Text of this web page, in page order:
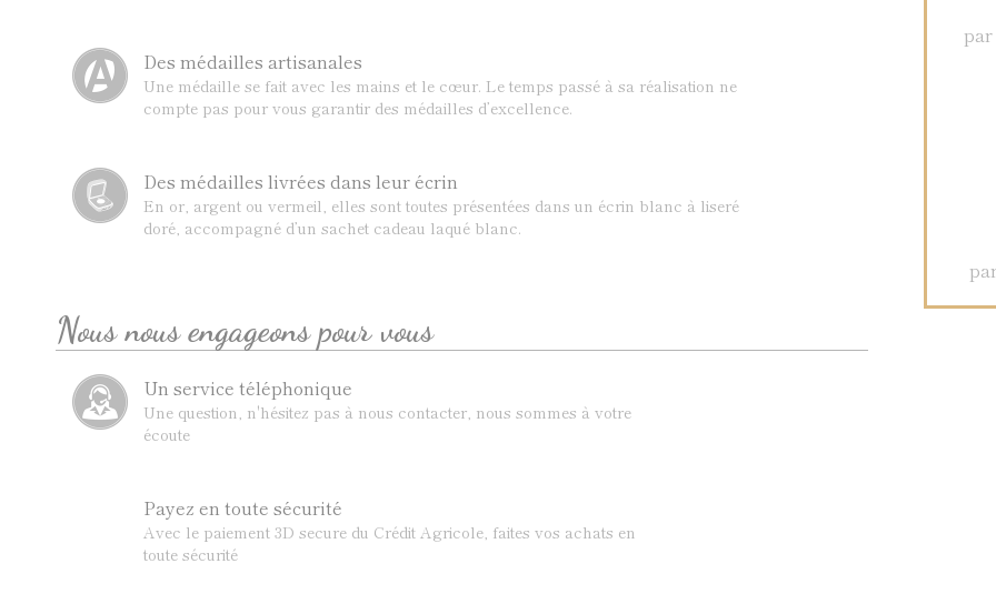
Des médailles artisanales
Une médaille se fait avec les mains et le cœur. Le temps passé à sa réalisation ne
compte pas pour vous garantir des médailles d’excellence.
Des médailles livrées dans leur écrin
En or, argent ou vermeil, elles sont toutes présentées dans un écrin blanc à liseré
doré, accompagné d’un sachet cadeau laqué blanc.
Nous nous engageons pour vous
Un service téléphonique
Une question, n'hésitez pas à nous contacter, nous sommes à votre
écoute
Payez en toute sécurité
Avec le paiement 3D secure du Crédit Agricole, faites vos achats en
toute sécurité